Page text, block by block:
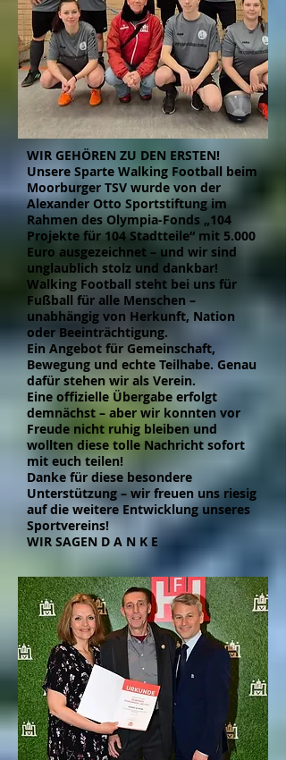
WIR GEHÖREN ZU DEN ERSTEN!
Unsere Sparte Walking Football beim
Moorburger TSV wurde von der
Alexander Otto Sportstiftung im
Rahmen des Olympia-Fonds „104
Projekte für 104 Stadtteile“ mit 5.000
Euro ausgezeichnet – und wir sind
unglaublich stolz und dankbar!
Walking Football steht bei uns für
Fußball für alle Menschen –
unabhängig von Herkunft, Nation
oder Beeinträchtigung.
Ein Angebot für Gemeinschaft,
Bewegung und echte Teilhabe. Genau
dafür stehen wir als Verein.
Eine offizielle Übergabe erfolgt
demnächst – aber wir konnten vor
Freude nicht ruhig bleiben und
wollten diese tolle Nachricht sofort
mit euch teilen!
Danke für diese besondere
Unterstützung – wir freuen uns riesig
auf die weitere Entwicklung unseres
Sportvereins!
WIR SAGEN D A N K E